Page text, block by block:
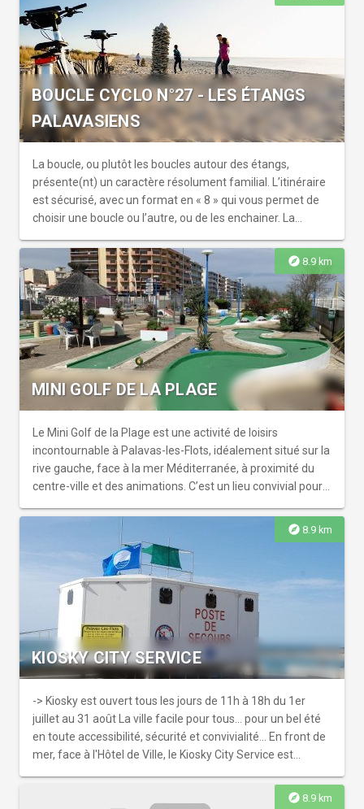
BOUCLE CYCLO N°27 - LES ÉTANGS
PALAVASIENS
La boucle, ou plutôt les boucles autour des étangs,
présente(nt) un caractère résolument familial. L’itinéraire
est sécurisé, avec un format en « 8 » qui vous permet de
choisir une boucle ou l’autre, ou de les enchainer. La
surprenante, sera à n’en pas douter un des éléments
phares de votre sortie. Vous profiterez également de la
nature omniprésente, dans des zones étonnamment
préservées. Vous croiserez de très nombreux animaux,
des flegmatiques flamants rose, perchés sur une ou deux
pattes, aux chevaux et vaches camarguaises, quant à eux
bien ancrés sur leurs quatre pattes. La Maison de la Nature
est un autre lieu de quiétude à ne pas manquer.
explore 8.9 km
MINI GOLF DE LA PLAGE
Le Mini Golf de la Plage est une activité de loisirs
incontournable à Palavas-les-Flots, idéalement situé sur la
rive gauche, face à la mer Méditerranée, à proximité du
centre-ville et des animations. C’est un lieu convivial pour
Caractéristiques Parcours : 18 trous avec de grandes
pistes, adapté à tous les âges et tous les niveaux, des
débutants aux amateurs confirmés. Ambiance : détente,
rire et challenge dans un cadre en plein air avec vue sur la
mer. Accessibilité : le site est accessible aux personnes à
mobilité réduite. Animaux : acceptés.
explore 8.9 km
KIOSKY CITY SERVICE
-> Kiosky est ouvert tous les jours de 11h à 18h du 1er
juillet au 31 août La ville facile pour tous... pour un bel été
en toute accessibilité, sécurité et convivialité... En front de
mer, face à l'Hôtel de Ville, le Kiosky City Service est
explore 8.9 km